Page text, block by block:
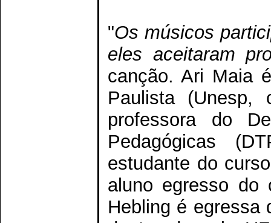
"Os músicos
eles aceitaram
canção. Ari Maia
Paulista (Unesp,
professora do
Pedagógicas
estudante do
aluno egresso do
Hebling é egressa